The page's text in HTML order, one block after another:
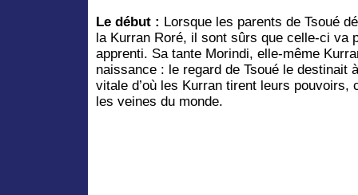
Le début : Lorsque les parents de Tsoué
la Kurran Roré, il sont sûrs que celle-ci va
apprenti. Sa tante Morindi, elle-même
naissance : le regard de Tsoué le destinait
vitale d’où les Kurran tirent leurs pouvoirs,
les veines du monde.